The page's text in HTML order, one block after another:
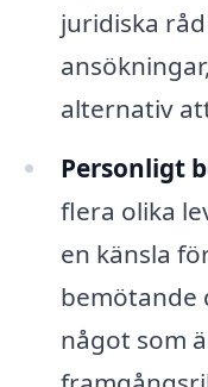
juridiska
alternativ
Personligt
flera olika
en känsla
bemötande
något som